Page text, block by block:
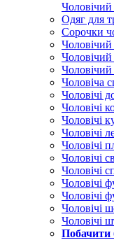
Чоловічий
Одяг для
Сорочки
Чоловічий
Чоловічий
Чоловіча
Чоловічі
Чоловічі
Чоловічі
Чоловічі
Чоловічі
Чоловічі
Чоловічі
Чоловічі
Чоловічі
Чоловічі
Чоловічі
Побачити